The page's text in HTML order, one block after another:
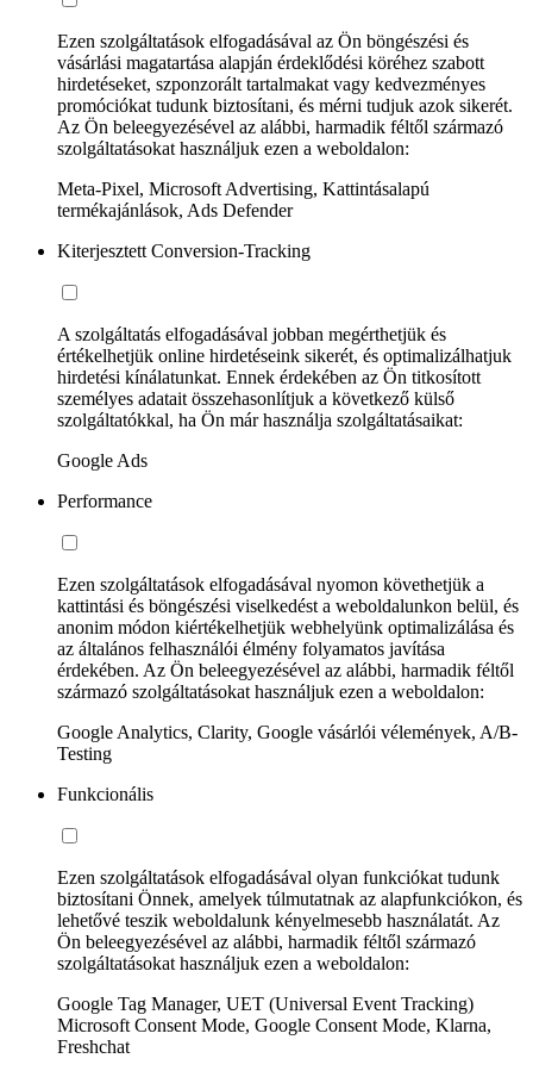
Ezen szolgáltatások elfogadásával az Ön böngészési és
vásárlási magatartása alapján érdeklődési köréhez szabott
hirdetéseket, szponzorált tartalmakat vagy kedvezményes
promóciókat tudunk biztosítani, és mérni tudjuk azok sikerét.
Az Ön beleegyezésével az alábbi, harmadik féltől származó
szolgáltatásokat használjuk ezen a weboldalon:
Meta-Pixel, Microsoft Advertising, Kattintásalapú
termékajánlások, Ads Defender
Kiterjesztett Conversion-Tracking
A szolgáltatás elfogadásával jobban megérthetjük és
értékelhetjük online hirdetéseink sikerét, és optimalizálhatjuk
hirdetési kínálatunkat. Ennek érdekében az Ön titkosított
személyes adatait összehasonlítjuk a következő külső
szolgáltatókkal, ha Ön már használja szolgáltatásaikat:
Google Ads
Performance
Ezen szolgáltatások elfogadásával nyomon követhetjük a
kattintási és böngészési viselkedést a weboldalunkon belül, és
anonim módon kiértékelhetjük webhelyünk optimalizálása és
az általános felhasználói élmény folyamatos javítása
érdekében. Az Ön beleegyezésével az alábbi, harmadik féltől
származó szolgáltatásokat használjuk ezen a weboldalon:
Google Analytics, Clarity, Google vásárlói vélemények, A/B-
Testing
Funkcionális
Ezen szolgáltatások elfogadásával olyan funkciókat tudunk
biztosítani Önnek, amelyek túlmutatnak az alapfunkciókon, és
lehetővé teszik weboldalunk kényelmesebb használatát. Az
Ön beleegyezésével az alábbi, harmadik féltől származó
szolgáltatásokat használjuk ezen a weboldalon:
Google Tag Manager, UET (Universal Event Tracking)
Microsoft Consent Mode, Google Consent Mode, Klarna,
Freshchat